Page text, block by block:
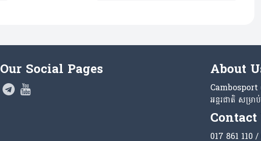
Our Social Pages About
Cambosport
អន្តរជាតិ សម្រា
Contact
017 861 110